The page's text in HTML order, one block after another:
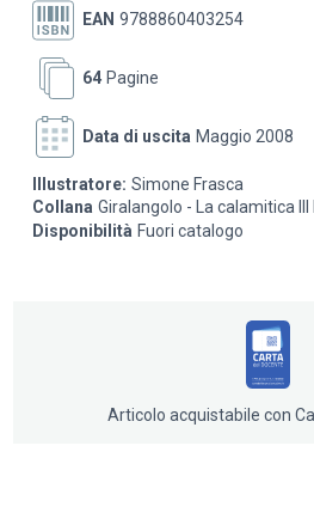
da 7 a 9 anni
EAN 9788860403254
Pagine
64
Data di uscita Maggio 2008
Illustratore: Simone Frasca
Collana Giralangolo - La calamitica III
Disponibilità Fuori catalogo
Articolo acquistabile con